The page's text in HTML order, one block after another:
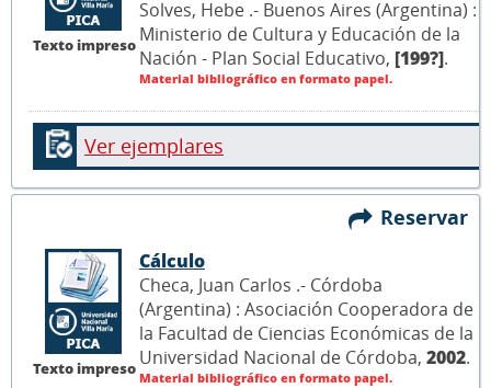
Texto impreso
Solves, Hebe .- Buenos Aires (Argentina) :
Ministerio de Cultura y Educación de la
Nación - Plan Social Educativo, [199?].
Material bibliográfico en formato papel.
Ver ejemplares
Reservar
Texto impreso
Cálculo
Checa, Juan Carlos .- Córdoba
(Argentina) : Asociación Cooperadora de
la Facultad de Ciencias Económicas de la
Universidad Nacional de Córdoba, 2002.
Material bibliográfico en formato papel.